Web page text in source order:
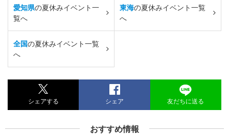
愛知県の夏休みイベント一
覧へ
東海の夏休みイベント一覧
へ
全国の夏休みイベント一覧
へ
シェアする シェア 友だちに送る
おすすめ情報